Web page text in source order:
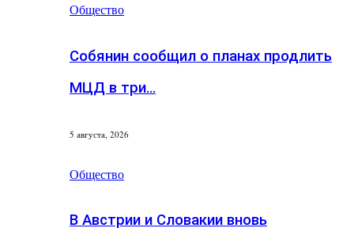
Общество
Собянин сообщил о планах продлить
МЦД в три…
5 августа, 2026
Общество
В Австрии и Словакии вновь